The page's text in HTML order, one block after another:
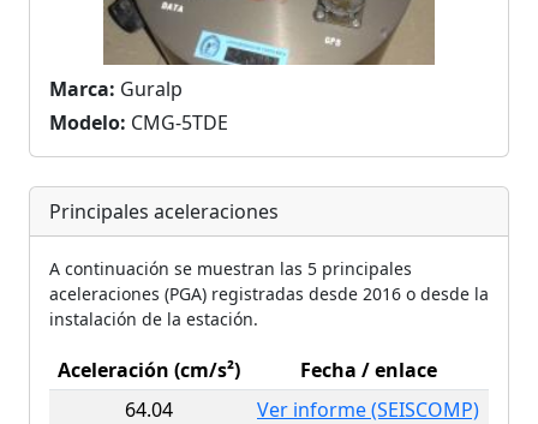
Marca: Guralp
Modelo: CMG-5TDE
Principales aceleraciones
A continuación se muestran las 5 principales
aceleraciones (PGA) registradas desde 2016 o desde la
instalación de la estación.
Aceleración (cm/s²)
Fecha / enlace
64.04
Ver informe (SEISCOMP)